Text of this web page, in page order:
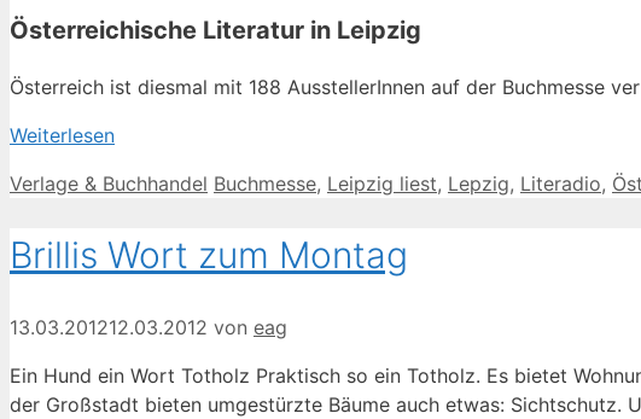
Österreichische Literatur in Leipzig
Österreich ist diesmal mit 188 AusstellerInnen auf der Buchmesse
Weiterlesen
Kategorien
Verlage & Buchhandel Schlagwörter
Buchmesse, Leipzig liest, Lepzig, Literadio,
Brillis Wort zum Montag
13.03.201212.03.2012 von eag
Ein Hund ein Wort Totholz Praktisch so ein Totholz. Es bietet
der Großstadt bieten umgestürzte Bäume auch etwas: Sichtschutz.